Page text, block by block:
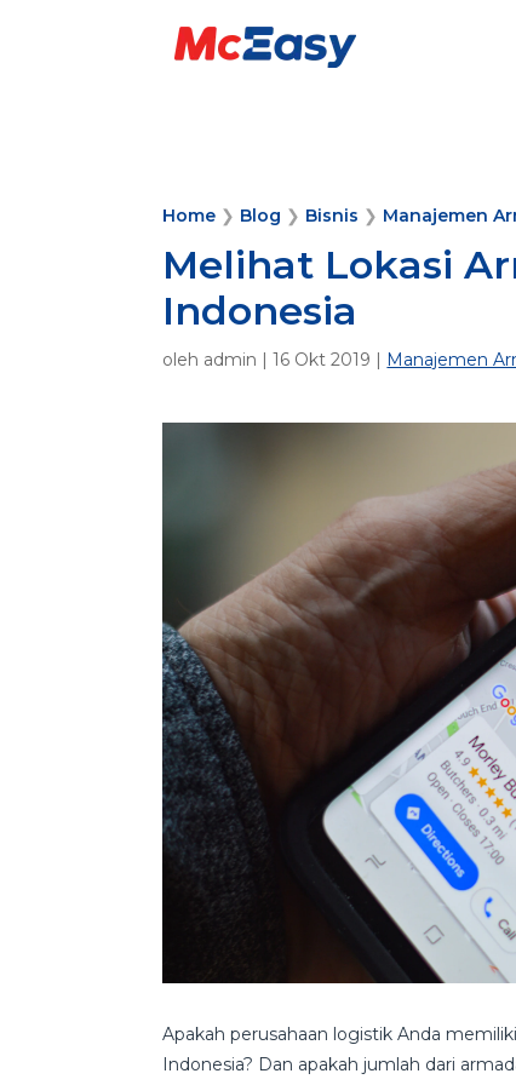
Home ❯ Blog ❯ Bisnis ❯ Manajemen
Melihat Lokasi
Indonesia
oleh admin |16 Okt 2019 | Manajemen
Apakah perusahaan logistik Anda
Indonesia? Dan apakah jumlah dari